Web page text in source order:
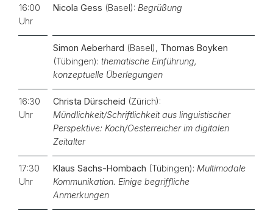
16:00
Uhr
Nicola Gess (Basel): Begrüßung
Simon Aeberhard (Basel), Thomas Boyken
(Tübingen): thematische Einführung,
konzeptuelle Überlegungen
16:30
Uhr
Christa Dürscheid (Zürich):
Mündlichkeit/Schriftlichkeit aus linguistischer
Perspektive: Koch/Oesterreicher im digitalen
Zeitalter
17:30
Uhr
Klaus Sachs-Hombach (Tübingen): Multimodale
Kommunikation. Einige begriffliche
Anmerkungen